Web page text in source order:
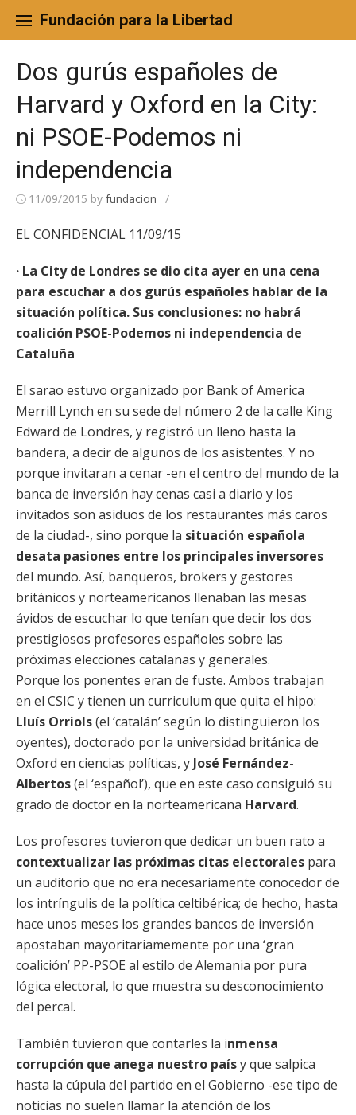
content
Fundación para la Libertad
Dos gurús españoles de
Harvard y Oxford en la City:
ni PSOE-Podemos ni
independencia
11/09/2015 by fundacion /
EL CONFIDENCIAL 11/09/15
· La City de Londres se dio cita ayer en una cena
para escuchar a dos gurús españoles hablar de la
situación política. Sus conclusiones: no habrá
coalición PSOE-Podemos ni independencia de
Cataluña
El sarao estuvo organizado por Bank of America
Merrill Lynch en su sede del número 2 de la calle King
Edward de Londres, y registró un lleno hasta la
bandera, a decir de algunos de los asistentes. Y no
porque invitaran a cenar -en el centro del mundo de la
banca de inversión hay cenas casi a diario y los
invitados son asiduos de los restaurantes más caros
de la ciudad-, sino porque la situación española
desata pasiones entre los principales inversores
del mundo. Así, banqueros, brokers y gestores
británicos y norteamericanos llenaban las mesas
ávidos de escuchar lo que tenían que decir los dos
prestigiosos profesores españoles sobre las
próximas elecciones catalanas y generales.
Porque los ponentes eran de fuste. Ambos trabajan
en el CSIC y tienen un curriculum que quita el hipo:
Lluís Orriols(el ‘catalán’ según lo distinguieron los
oyentes), doctorado por la universidad británica de
Oxford en ciencias políticas, y José Fernández-
Albertos(el ‘español’), que en este caso consiguió su
grado de doctor en la norteamericana Harvard.
Los profesores tuvieron que dedicar un buen rato a
contextualizar las próximas citas electorales para
un auditorio que no era necesariamente conocedor de
los intríngulis de la política celtibérica; de hecho, hasta
hace unos meses los grandes bancos de inversión
apostaban mayoritariamemente por una ‘gran
coalición’ PP-PSOE al estilo de Alemania por pura
lógica electoral, lo que muestra su desconocimiento
del percal.
También tuvieron que contarles la inmensa
corrupción que anega nuestro paísy que salpica
hasta la cúpula del partido en el Gobierno -ese tipo de
noticias no suelen llamar la atención de los